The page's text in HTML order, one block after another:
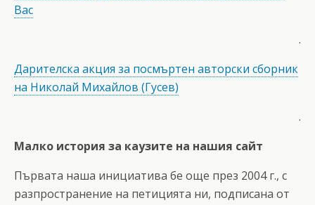
Вас
.
Дарителска акция за посмъртен авторски сборник
на Николай Михайлов (Гусев)
.
Малко история за каузите на нашия сайт
Първата наша инициатива бе още през 2004 г., с
разпространение на петицията ни, подписана от